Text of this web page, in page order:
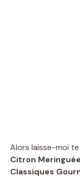
Alors laisse-moi
Citron
Classiques